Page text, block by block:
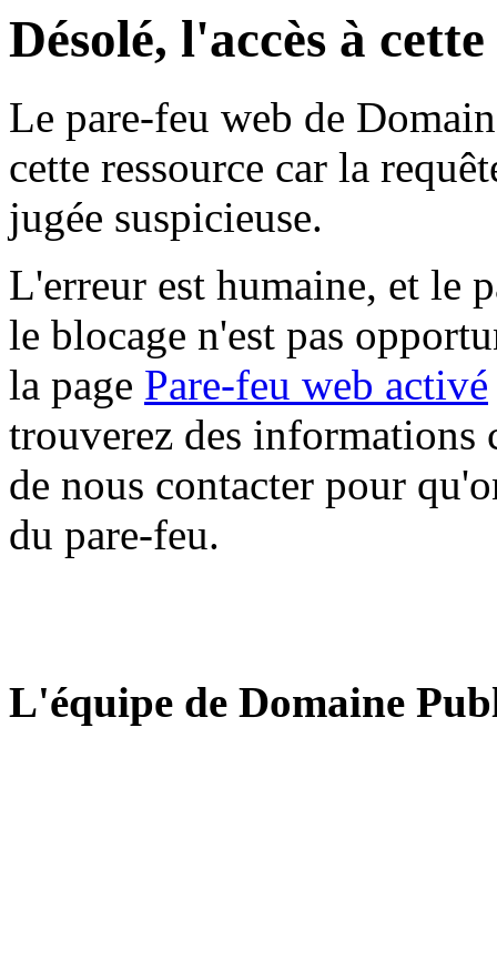
Désolé, l'accès à
Le pare-feu web de
cette ressource car la
jugée suspicieuse.
L'erreur est humaine, et le
le blocage n'est pas
la page Pare-feu web activé
trouverez des informations
de nous contacter pour
du pare-feu.
L'équipe de Domaine